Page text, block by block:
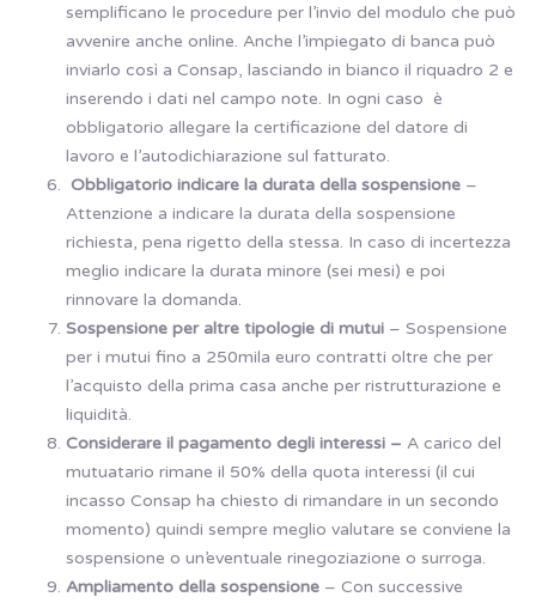
semplificano le procedure per l’invio del modulo che può
avvenire anche online. Anche l’impiegato di banca può
inviarlo così a Consap, lasciando in bianco il riquadro 2 e
inserendo i dati nel campo note. In ogni caso è
obbligatorio allegare la certificazione del datore di
lavoro e l’autodichiarazione sul fatturato.
Obbligatorio indicare la durata della sospensione –
Attenzione a indicare la durata della sospensione
richiesta, pena rigetto della stessa. In caso di incertezza
meglio indicare la durata minore (sei mesi) e poi
rinnovare la domanda.
Sospensione per altre tipologie di mutui – Sospensione
per i mutui fino a 250mila euro contratti oltre che per
l’acquisto della prima casa anche per ristrutturazione e
liquidità.
Considerare il pagamento degli interessi – A carico del
mutuatario rimane il 50% della quota interessi (il cui
incasso Consap ha chiesto di rimandare in un secondo
momento) quindi sempre meglio valutare se conviene la
sospensione o un’eventuale rinegoziazione o surroga.
Ampliamento della sospensione – Con successive